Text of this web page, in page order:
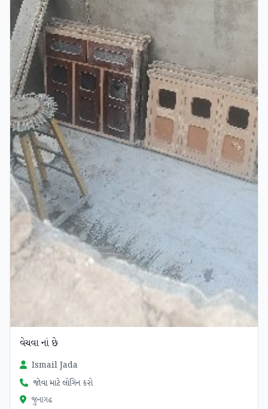
વેચવા નાં છે
Ismail Jada
જોવા માટે લોગિન કરો
જુનાગઢ